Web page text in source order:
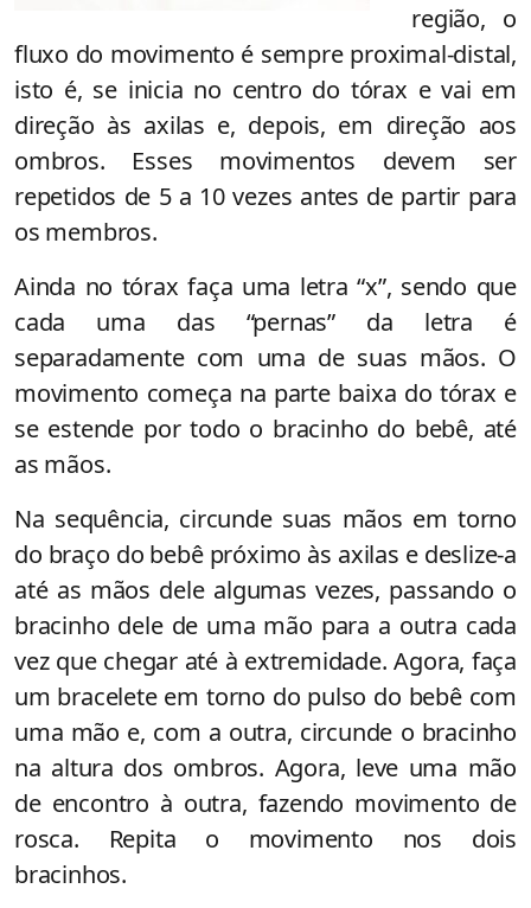
região, o
fluxo do movimento é sempre proximal-distal,
isto é, se inicia no centro do tórax e vai em
direção às axilas e, depois, em direção aos
ombros. Esses movimentos devem ser
repetidos de 5 a 10 vezes antes de partir para
os membros.
Ainda no tórax faça uma letra “x”, sendo que
cada uma das “pernas” da letra é
separadamente com uma de suas mãos. O
movimento começa na parte baixa do tórax e
se estende por todo o bracinho do bebê, até
as mãos.
Na sequência, circunde suas mãos em torno
do braço do bebê próximo às axilas e deslize-a
até as mãos dele algumas vezes, passando o
bracinho dele de uma mão para a outra cada
vez que chegar até à extremidade. Agora, faça
um bracelete em torno do pulso do bebê com
uma mão e, com a outra, circunde o bracinho
na altura dos ombros. Agora, leve uma mão
de encontro à outra, fazendo movimento de
rosca. Repita o movimento nos dois
bracinhos.